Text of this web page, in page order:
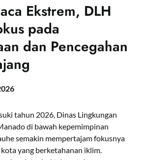
Ekstrem, DLH
pada
dan Pencegahan
tahun 2026, Dinas Lingkungan
di bawah kepemimpinan
semakin mempertajam fokusnya
yang berketahanan iklim.